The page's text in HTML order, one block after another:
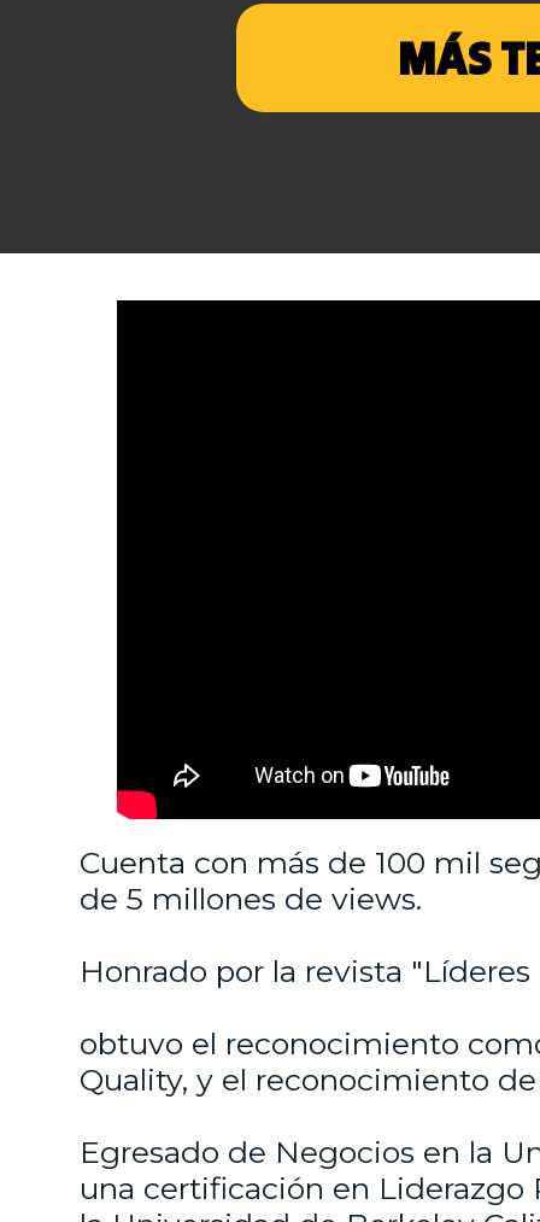
Cuenta con más de 100 mil
de 5 millones de views.
Honrado por la revista "Líderes
obtuvo el reconocimiento
Quality, y el reconocimiento
Egresado de Negocios en la
una certificación en Liderazgo